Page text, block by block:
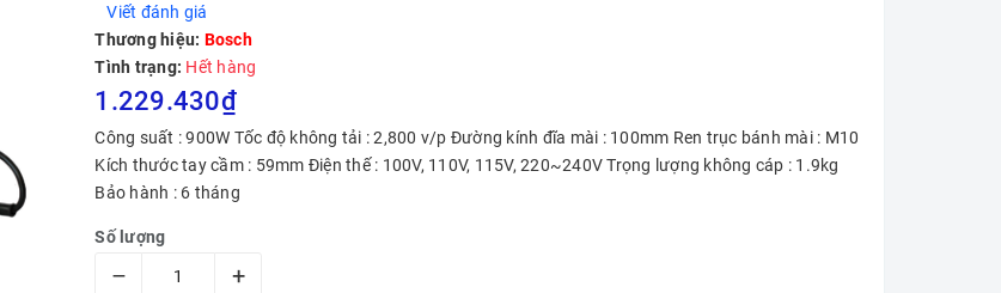
Viết đánh giá
Thương hiệu: Bosch
Tình trạng: Hết hàng
1.229.430₫
Công suất : 900W Tốc độ không tải : 2,800 v/p Đường kính đĩa mài : 100mm Ren trục bánh mài : M10
Kích thước tay cầm : 59mm Điện thế : 100V, 110V, 115V, 220~240V Trọng lượng không cáp : 1.9kg
Bảo hành : 6 tháng
Số lượng
– +